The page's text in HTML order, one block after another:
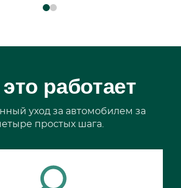
это работает
уход за автомобилем за
простых шага.